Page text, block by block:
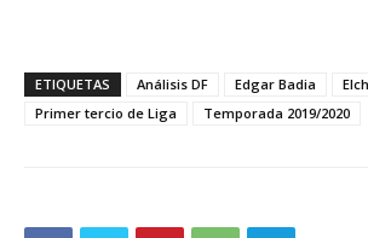
ETIQUETAS Análisis DF Edgar Badia
Primer tercio de Liga
Temporada 2019/2020